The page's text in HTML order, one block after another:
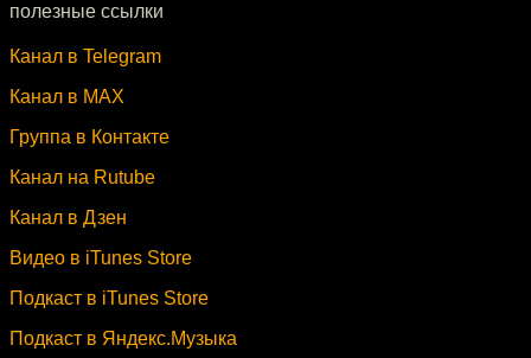
полезные ссылки
Канал в Telegram
Канал в MAX
Группа в Контакте
Канал на Rutube
Канал в Дзен
Видео в iTunes Store
Подкаст в iTunes Store
Подкаст в Яндекс.Музыка